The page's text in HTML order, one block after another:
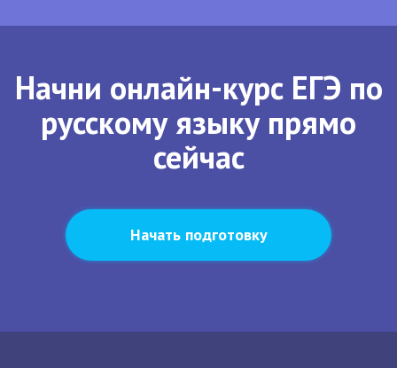
Начни онлайн-курс ЕГЭ по
русскому языку прямо
сейчас
Начать подготовку